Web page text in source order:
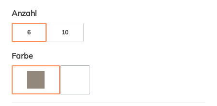
Anzahlauswählen
6 10
Farbeauswählen